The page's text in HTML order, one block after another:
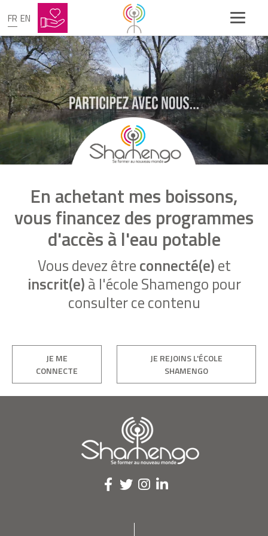
FR EN
En achetant mes boissons,
vous financez des programmes
d'accès à l'eau potable
Vous devez êtreconnecté(e)et
inscrit(e)à l'école Shamengo pour
consulter ce contenu
JE ME
CONNECTE
JE REJOINS L'ÉCOLE
SHAMENGO